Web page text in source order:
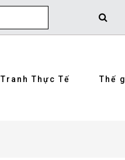
Tranh Thực Tế Thế